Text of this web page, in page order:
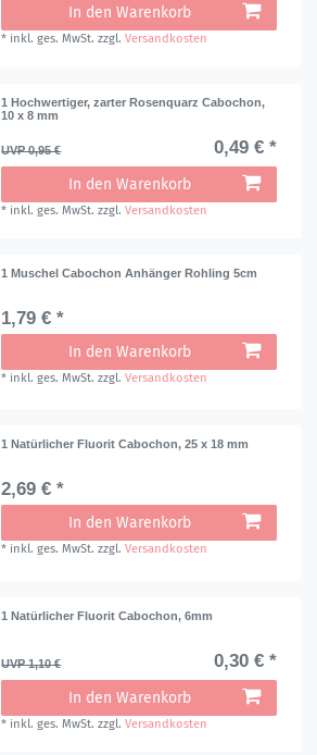
In den Warenkorb
* inkl. ges. MwSt. zzgl.Versandkosten
1 Hochwertiger, zarter Rosenquarz Cabochon,
10 x 8 mm
UVP 0,95 € 0,49 € *
In den Warenkorb
* inkl. ges. MwSt. zzgl.Versandkosten
1 Muschel Cabochon Anhänger Rohling 5cm
1,79 € *
In den Warenkorb
* inkl. ges. MwSt. zzgl.Versandkosten
1 Natürlicher Fluorit Cabochon, 25 x 18 mm
2,69 € *
In den Warenkorb
* inkl. ges. MwSt. zzgl.Versandkosten
1 Natürlicher Fluorit Cabochon, 6mm
UVP 1,10 € 0,30 € *
In den Warenkorb
* inkl. ges. MwSt. zzgl.Versandkosten